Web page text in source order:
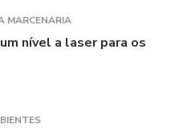
MARCENARIA
nível a laser para os